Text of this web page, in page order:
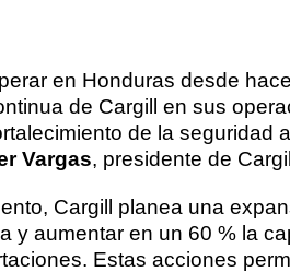
en Honduras desde
de Cargill en sus
de la
Vargas, presidente de
Cargill planea una
y aumentar en un 60 % la
Estas acciones